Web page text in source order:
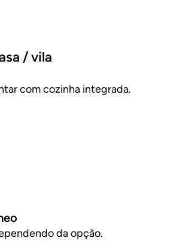
/ vila
com cozinha integrada.
da opção.